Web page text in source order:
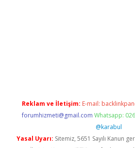
Reklam ve İletişim: E-mail:
forumhizmeti@gmail.com Whatsapp:
@karabul
Yasal Uyarı: Sitemiz, 5651 Sayılı Kanun